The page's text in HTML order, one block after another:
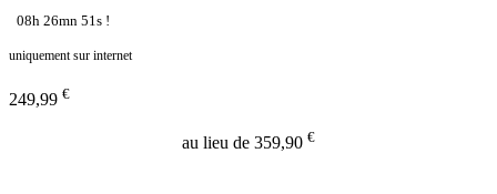
08h 26mn 50s !
uniquement sur internet
249,99 €
au lieu de 359,90 €